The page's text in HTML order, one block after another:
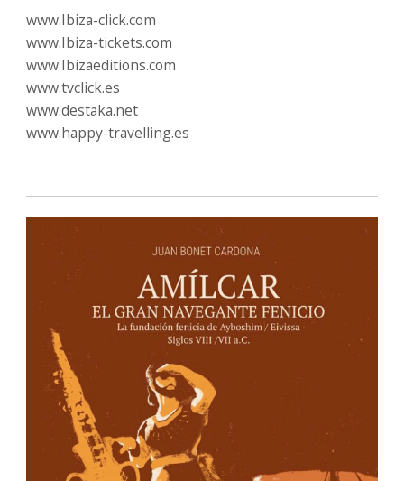
www.Ibiza-click.com
www.Ibiza-tickets.com
www.Ibizaeditions.com
www.tvclick.es
www.destaka.net
www.happy-travelling.es